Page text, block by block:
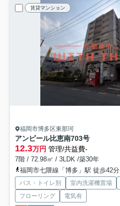
賃貸マンション
福岡市博多区東那珂
アンピール比恵南703号
12.3万円 管理/共益費-
7階 / 72.98㎡ / 3LDK /築30年
福岡市七隈線「博多」駅 徒歩42分
バス・トイレ別 室内洗濯機置場
フローリング
電気有